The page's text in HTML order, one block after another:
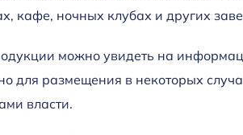
кафе, ночных клубах и других
можно увидеть на
размещения в некоторых
власти.